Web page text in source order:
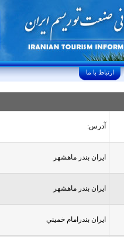
ارتباط با ما
آدرس:
ایران بندر ماهشهر
ایران بندر ماهشهر
ایران بندرامام خميني